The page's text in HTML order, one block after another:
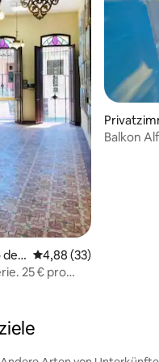
de
Durchschnittliche
4,88 (33)
25 € pro
Cuba
Balkon